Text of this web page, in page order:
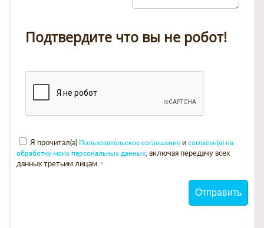
Подтвердите что вы не робот!
Я прочитал(а) Пользовательское соглашение и согласен(а) на
обработку моих персональных данных , включая передачу всех
данных третьим лицам.